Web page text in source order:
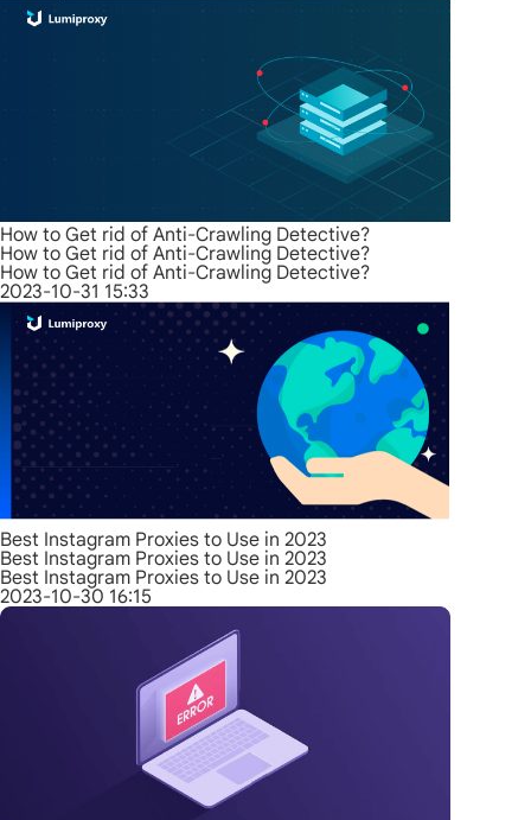
How to Get rid of Anti-Crawling Detective?
How to Get rid of Anti-Crawling Detective?
How to Get rid of Anti-Crawling Detective?
2023-10-31 15:33
Best Instagram Proxies to Use in 2023
Best Instagram Proxies to Use in 2023
Best Instagram Proxies to Use in 2023
2023-10-30 16:15